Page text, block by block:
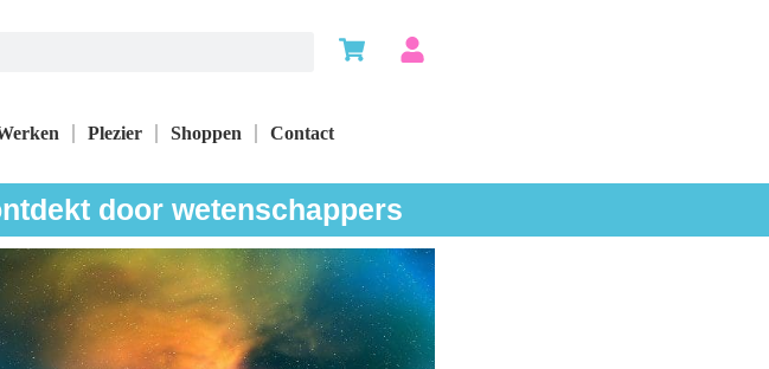
Plezier Shoppen Contact
door wetenschappers